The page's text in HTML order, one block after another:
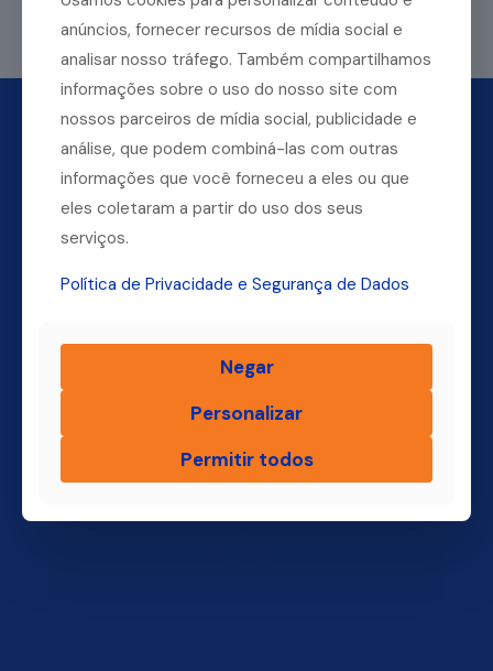
Leia mais
(11) 4004-3500
anúncios, fornecer recursos de mídia social e
analisar nosso tráfego. Também compartilhamos
informações sobre o uso do nosso site com
nossos parceiros de mídia social, publicidade e
análise, que podem combiná-las com outras
informações que você forneceu a eles ou que
eles coletaram a partir do uso dos seus
serviços.
Política de Privacidade e Segurança de Dados
Negar
Personalizar
Permitir todos